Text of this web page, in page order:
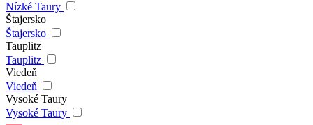
Nízké Taury
Štajersko
Štajersko
Tauplitz
Tauplitz
Viedeň
Viedeň
Vysoké Taury
Vysoké Taury